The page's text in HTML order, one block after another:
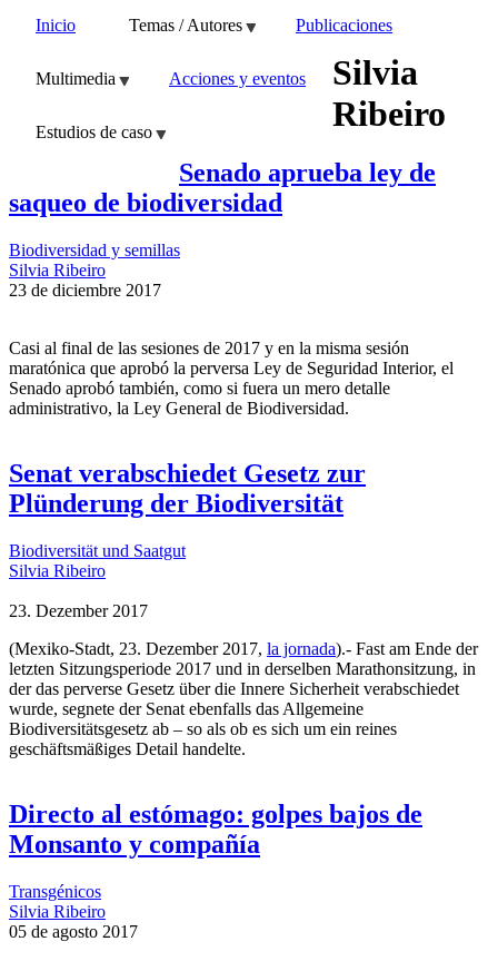
Inicio Temas / Autores Publicaciones
Multimedia Acciones y eventos
Estudios de caso
Silvia
Ribeiro
Senado aprueba ley de
saqueo de biodiversidad
Biodiversidad y semillas
Silvia Ribeiro
23 de diciembre 2017
Casi al final de las sesiones de 2017 y en la misma sesión
maratónica que aprobó la perversa Ley de Seguridad Interior, el
Senado aprobó también, como si fuera un mero detalle
administrativo, la Ley General de Biodiversidad.
Senat verabschiedet Gesetz zur
Plünderung der Biodiversität
Biodiversität und Saatgut
Silvia Ribeiro
23. Dezember 2017
(Mexiko-Stadt, 23. Dezember 2017, la jornada).- Fast am Ende der
letzten Sitzungsperiode 2017 und in derselben Marathonsitzung, in
der das perverse Gesetz über die Innere Sicherheit verabschiedet
wurde, segnete der Senat ebenfalls das Allgemeine
Biodiversitätsgesetz ab – so als ob es sich um ein reines
geschäftsmäßiges Detail handelte.
Directo al estómago: golpes bajos de
Monsanto y compañía
Transgénicos
Silvia Ribeiro
05 de agosto 2017